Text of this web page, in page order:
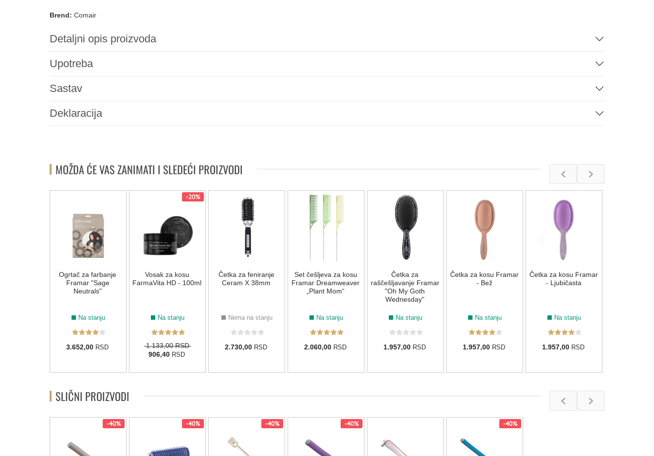
Brend: Comair
Detaljni opis proizvoda
Upotreba
Sastav
Deklaracija
MOŽDA ĆE VAS ZANIMATI I SLEDEĆI PROIZVODI
Ogrtač za farbanje
Framar "Sage
Neutrals"
Na stanju
3.652,00 RSD
-20%
Vosak za kosu
FarmaVita HD - 100ml
Na stanju
1.133,00 RSD
906,40 RSD
Četka za feniranje
Ceram X 38mm
Nema na stanju
2.730,00 RSD
Set češljeva za kosu
Framar Dreamweaver
„Plant Mom“
Na stanju
2.060,00 RSD
Četka za
raščešljavanje Framar
"Oh My Goth
Wednesday"
Na stanju
1.957,00 RSD
Četka za kosu Framar
- Bež
Na stanju
1.957,00 RSD
Četka za kosu Framar
- Ljubičasta
Na stanju
1.957,00 RSD
SLIČNI PROIZVODI
-40% -40% -40% -40% -40%